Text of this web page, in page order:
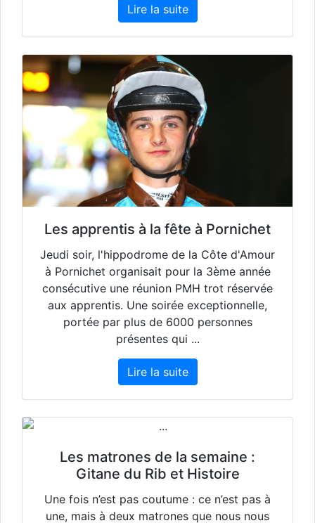
Lire la suite
Les apprentis à la fête à Pornichet
Jeudi soir, l'hippodrome de la Côte d'Amour
à Pornichet organisait pour la 3ème année
consécutive une réunion PMH trot réservée
aux apprentis. Une soirée exceptionnelle,
portée par plus de 6000 personnes
présentes qui ...
Lire la suite
Les matrones de la semaine :
Gitane du Rib et Histoire
Une fois n’est pas coutume : ce n’est pas à
une, mais à deux matrones que nous nous